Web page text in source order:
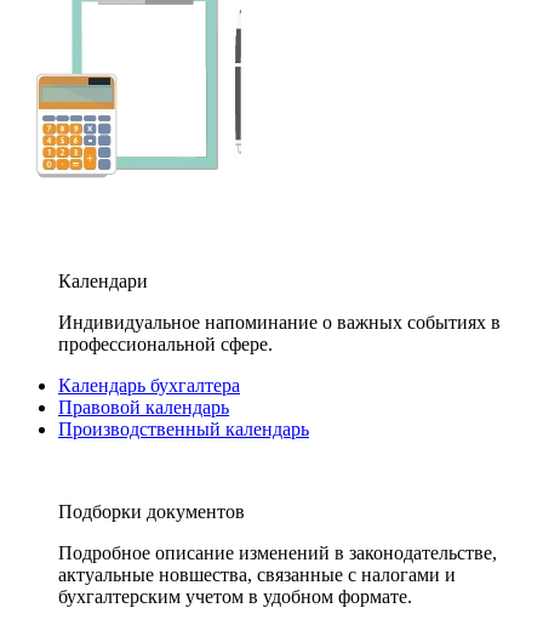
Календари
Индивидуальное напоминание о важных событиях в
профессиональной сфере.
Календарь бухгалтера
Правовой календарь
Производственный календарь
Подборки документов
Подробное описание изменений в законодательстве,
актуальные новшества, связанные с налогами и
бухгалтерским учетом в удобном формате.